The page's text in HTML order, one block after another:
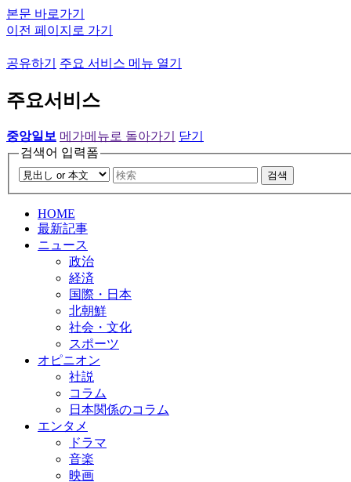
본문 바로가기
이전 페이지로 가기
공유하기 주요 서비스 메뉴 열기
주요서비스
중앙일보 메가메뉴로 돌아가기
닫기
검색어 입력폼
검색
HOME
最新記事
ニュース
政治
経済
国際・日本
北朝鮮
社会・文化
スポーツ
オピニオン
社説
コラム
日本関係のコラム
エンタメ
ドラマ
音楽
映画